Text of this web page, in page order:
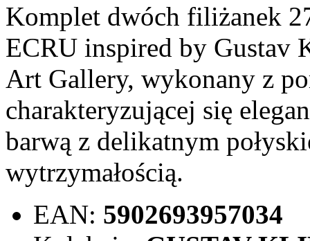
Komplet dwóch filiżanek
ECRU inspired by Gustav
Art Gallery, wykonany z
charakteryzującej się
barwą z delikatnym
wytrzymałością.
EAN: 5902693957034